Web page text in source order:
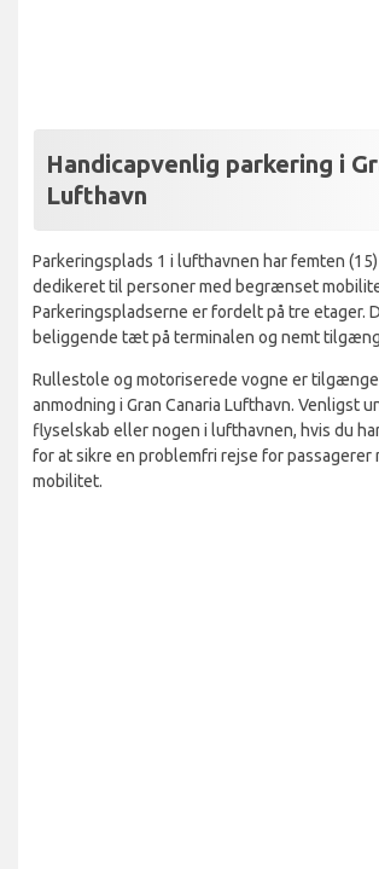
Handicapvenlig parkering i
Lufthavn
Parkeringsplads 1 i lufthavnen har femten
dedikeret til personer med begrænset
Parkeringspladserne er fordelt på tre etager.
beliggende tæt på terminalen og nemt
Rullestole og motoriserede vogne er
anmodning i Gran Canaria Lufthavn. Venligst
flyselskab eller nogen i lufthavnen, hvis du
for at sikre en problemfri rejse for
mobilitet.